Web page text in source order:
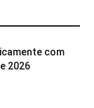
com
2026